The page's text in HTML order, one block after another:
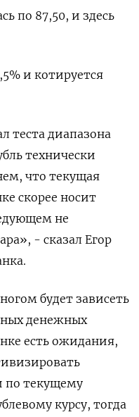
по 87,50, и здесь
и котируется
теста диапазона
технически
что текущая
скорее носит
не
- сказал Егор
будет зависеть
денежных
есть ожидания,
по текущему
курсу, тогда